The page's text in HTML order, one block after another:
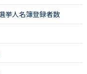
挙人名簿登録者数